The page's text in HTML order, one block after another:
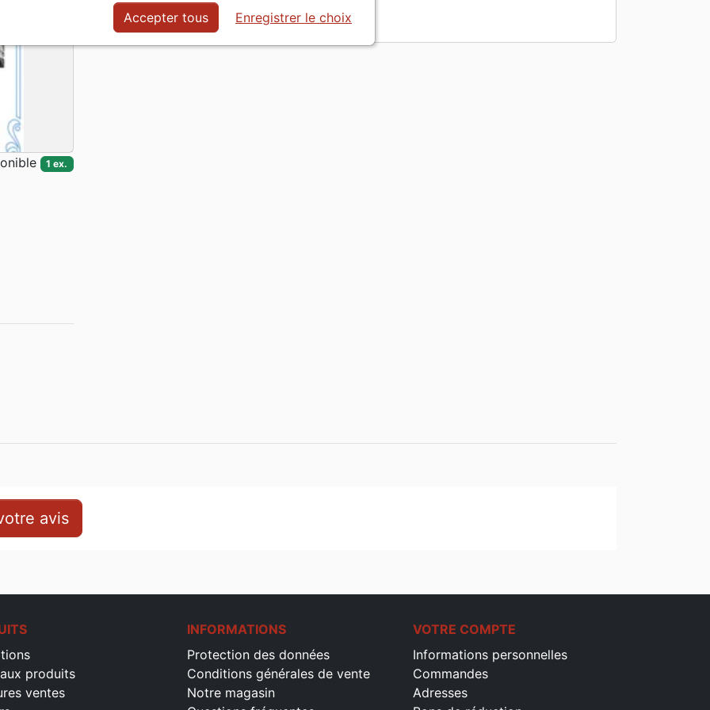
Date de parution
En stock
1 ex.
1 ex.
avis
produits
ventes
INFORMATIONS
Protection des données
Conditions générales de vente
Notre magasin
VOTRE COMPTE
Informations personnelles
Commandes
Adresses
Accepter tous Enregistrer le choix